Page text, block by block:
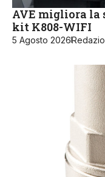
AVE migliora la
kit K808-WIFI
5 Agosto 2026